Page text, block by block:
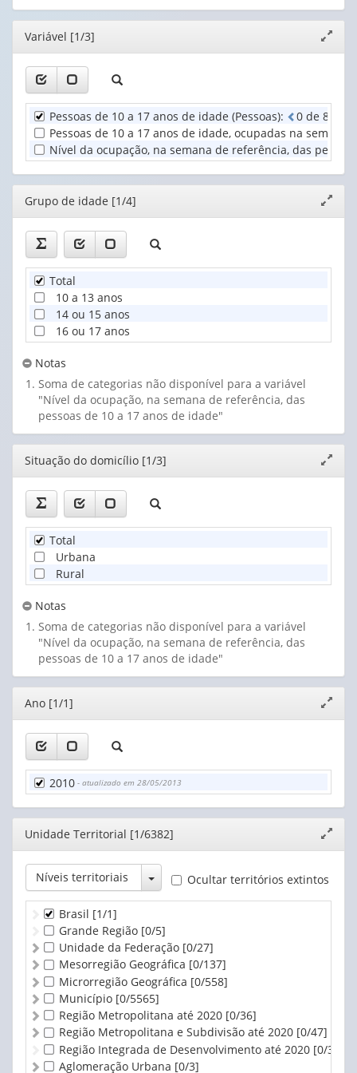
1
cabeçalho
(possui
apenas
valor):
Unidade
Territorial
(1)
cabeçalho
Situação
do
domicílio
(1)
Editor
janela
Variável [1/3]
Pessoas de 10 a 17 anos de idade (Pessoas): 0 de 8
Pessoas de 10 a 17 anos de idade, ocupadas na semana
Nível da ocupação, na semana de referência, das
Editor
janela
Grupo de idade [1/4]
Total
10 a 13 anos
14 ou 15 anos
16 ou 17 anos
Notas
Soma de categorias não disponível para a variável
"Nível da ocupação, na semana de referência, das
pessoas de 10 a 17 anos de idade"
Editor
janela
Situação do domicílio [1/3]
Total
Urbana
Rural
Notas
Soma de categorias não disponível para a variável
"Nível da ocupação, na semana de referência, das
pessoas de 10 a 17 anos de idade"
Editor
janela
Ano [1/1]
2010 - atualizado em 28/05/2013
Editor
janela
Unidade Territorial [1/6382]
Níveis territoriais Toggle Dropdown
Ocultar territórios extintos
Brasil [1/1]
Grande Região [0/5]
Unidade da Federação [0/27]
Mesorregião Geográfica [0/137]
Microrregião Geográfica [0/558]
Município [0/5565]
Região Metropolitana até 2020 [0/36]
Região Metropolitana e Subdivisão até 2020 [0/47]
Região Integrada de Desenvolvimento até 2020 [0/3]
Aglomeração Urbana [0/3]